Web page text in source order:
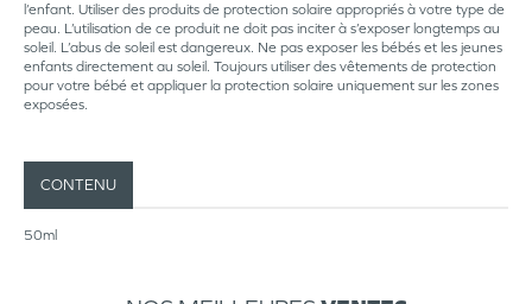
l’enfant. Utiliser des produits de protection solaire appropriés à votre type de
peau. L’utilisation de ce produit ne doit pas inciter à s’exposer longtemps au
soleil. L’abus de soleil est dangereux. Ne pas exposer les bébés et les jeunes
enfants directement au soleil. Toujours utiliser des vêtements de protection
pour votre bébé et appliquer la protection solaire uniquement sur les zones
exposées.
CONTENU
50ml